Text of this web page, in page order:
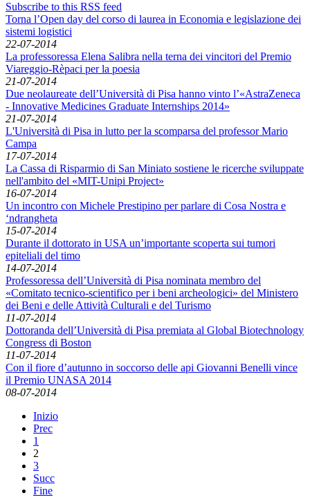
Subscribe to this RSS feed
Torna l’Open day del corso di laurea in Economia e legislazione dei
sistemi logistici
22-07-2014
La professoressa Elena Salibra nella terna dei vincitori del Premio
Viareggio-Rèpaci per la poesia
21-07-2014
Due neolaureate dell’Università di Pisa hanno vinto l’«AstraZeneca
- Innovative Medicines Graduate Internships 2014»
21-07-2014
L'Università di Pisa in lutto per la scomparsa del professor Mario
Campa
17-07-2014
La Cassa di Risparmio di San Miniato sostiene le ricerche sviluppate
nell'ambito del «MIT-Unipi Project»
16-07-2014
Un incontro con Michele Prestipino per parlare di Cosa Nostra e
‘ndrangheta
15-07-2014
Durante il dottorato in USA un’importante scoperta sui tumori
epiteliali del timo
14-07-2014
Professoressa dell’Università di Pisa nominata membro del
«Comitato tecnico-scientifico per i beni archeologici» del Ministero
dei Beni e delle Attività Culturali e del Turismo
11-07-2014
Dottoranda dell’Università di Pisa premiata al Global Biotechnology
Congress di Boston
11-07-2014
Con il fiore d’autunno in soccorso delle api Giovanni Benelli vince
il Premio UNASA 2014
08-07-2014
Inizio
Prec
1
2
3
Succ
Fine